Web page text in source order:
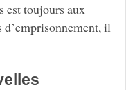
est toujours aux
d’emprisonnement, il